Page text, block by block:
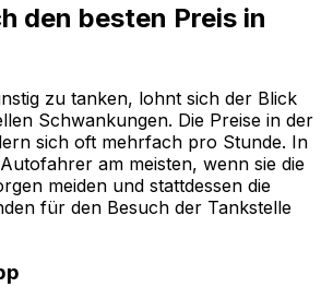
den besten Preis in
zu tanken, lohnt sich der Blick
Schwankungen. Die Preise in der
sich oft mehrfach pro Stunde. In
am meisten, wenn sie die
meiden und stattdessen die
für den Besuch der Tankstelle